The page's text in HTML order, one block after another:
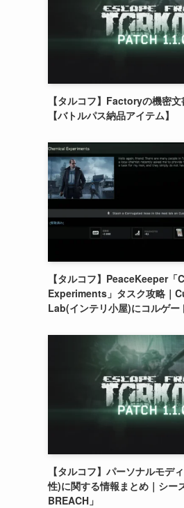
【タルコフ】Factoryの機密
【バトルパス納品アイテム】
【タルコフ】PeaceKeeper「
Experiments」タスク攻略｜
Lab(インテリ小屋)にコルゲー
【タルコフ】パーソナルモデ
性)に関する情報まとめ｜シー
BREACH」